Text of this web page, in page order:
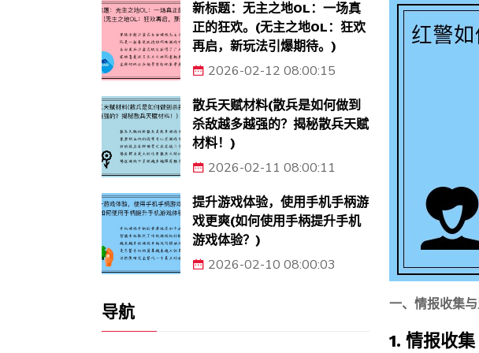
新标题：无主之地OL：一场真
正的狂欢。(无主之地OL：狂欢
再启，新玩法引爆期待。)
2026-02-12 08:00:15
散兵天赋材料(散兵是如何做到
杀敌越多越强的？揭秘散兵天赋
材料！)
2026-02-11 08:00:11
提升游戏体验，使用手机手柄游
戏更爽(如何使用手柄提升手机
游戏体验？)
2026-02-10 08:00:03
导航 一、情报收集
1. 情报收集